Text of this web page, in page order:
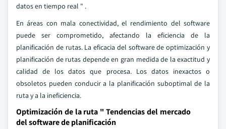
datos en tiempo real " .
En áreas con mala conectividad, el rendimiento del software
puede ser comprometido, afectando la eficiencia de la
planificación de rutas. La eficacia del software de optimización y
planificación de rutas depende en gran medida de la exactitud y
calidad de los datos que procesa. Los datos inexactos o
obsoletos pueden conducir a la planificación suboptimal de la
ruta y a la ineficiencia.
Optimización de la ruta " Tendencias del mercado
del software de planificación